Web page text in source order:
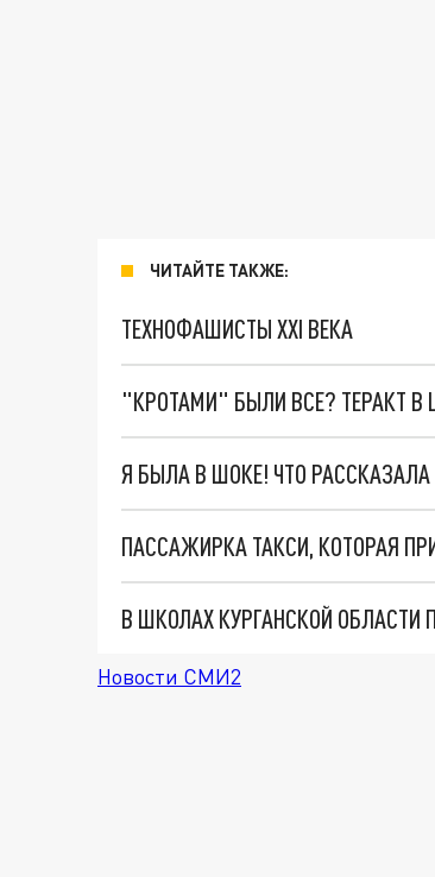
ЧИТАЙТЕ ТАКЖЕ:
ТЕХНОФАШИСТЫ XXI ВЕКА
"КРОТАМИ" БЫЛИ ВСЕ? ТЕРАКТ
В ШКОЛАХ КУРГАНСКОЙ ОБЛАСТИ
Новости СМИ2